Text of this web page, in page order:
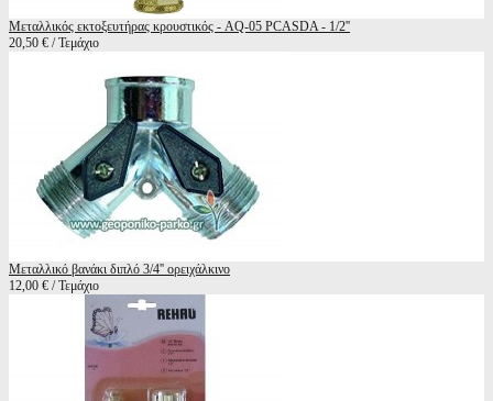
Μεταλλικός εκτοξευτήρας κρουστικός - AQ-05 PCASDA - 1/2''
20,50 € / Τεμάχιο
Μεταλλικό βανάκι διπλό 3/4'' ορειχάλκινο
12,00 € / Τεμάχιο